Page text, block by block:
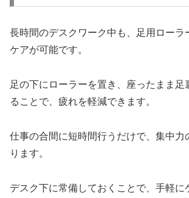
長時間のデスクワーク中も、足用ローラ
ケアが可能です。
足の下にローラーを置き、座ったまま足
ることで、疲れを軽減できます。
仕事の合間に短時間行うだけで、集中力
ります。
デスク下に常備しておくことで、手軽に